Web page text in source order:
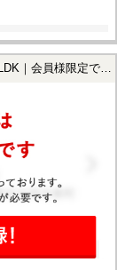
様限定で公開中！】